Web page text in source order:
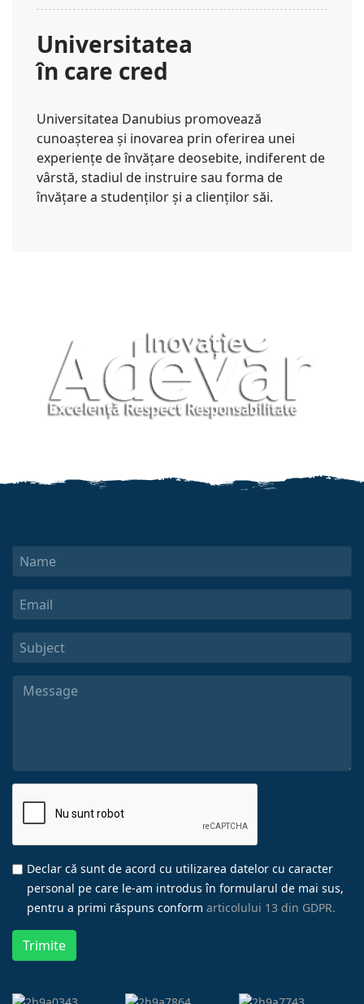
Universitatea
în care cred
Universitatea Danubius promovează
cunoașterea și inovarea prin oferirea unei
experiențe de învățare deosebite, indiferent de
vârstă, stadiul de instruire sau forma de
învățare a studenților și a clienților săi.
Declar că sunt de acord cu utilizarea datelor cu caracter
personal pe care le-am introdus în formularul de mai sus,
pentru a primi răspuns conform articolului 13 din GDPR.
Trimite